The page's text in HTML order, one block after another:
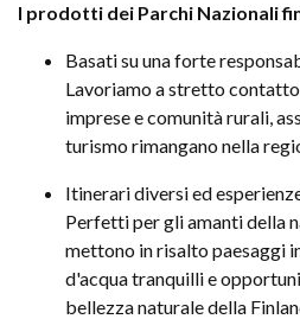
I prodotti dei Parchi Nazionali
Basati su una forte
Lavoriamo a stretto
imprese e comunità rurali,
turismo rimangano nella
Itinerari diversi ed
Perfetti per gli amanti della
mettono in risalto paesaggi
d'acqua tranquilli e
bellezza naturale della